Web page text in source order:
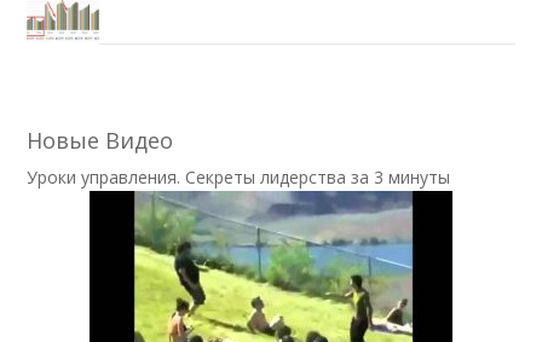
Новые Видео
Уроки управления. Секреты лидерства за 3 минуты